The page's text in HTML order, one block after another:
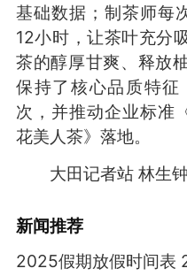
基础数据；制茶师每
12小时，让茶叶充分
茶的醇厚甘爽、释放
保持了核心品质特
次，并推动企业标准
花美人茶》落地。
大田记者站 林生钟
新闻推荐